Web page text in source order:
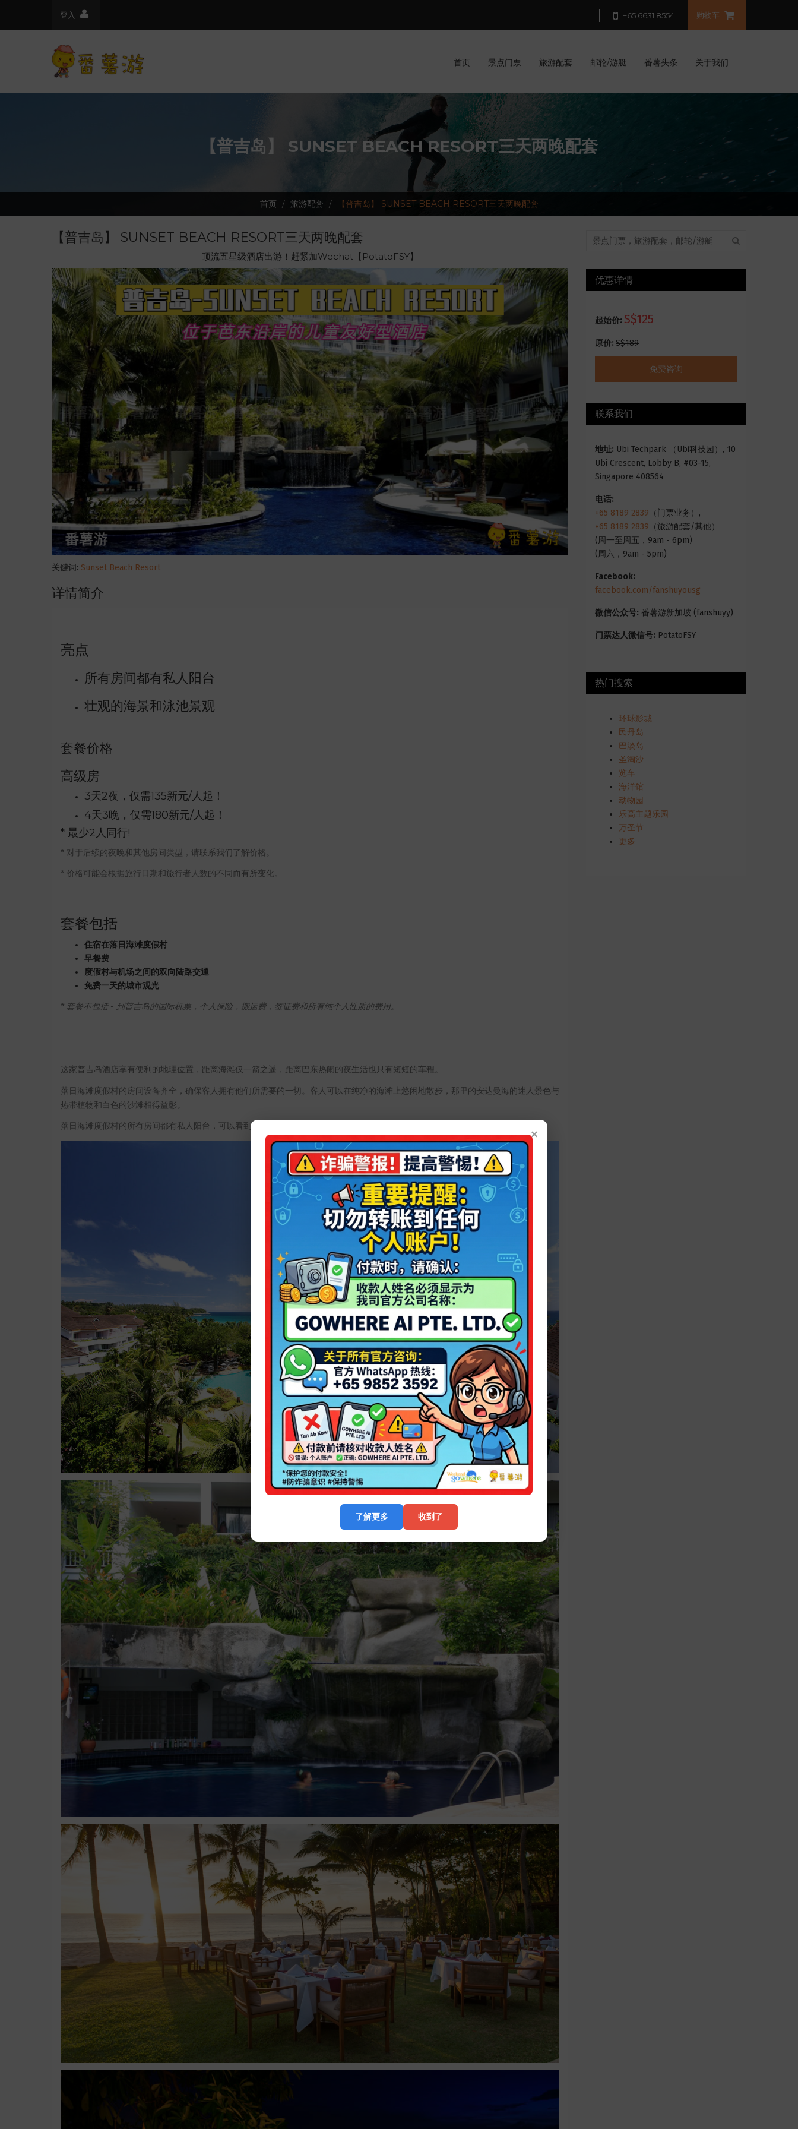
×
了解更多 收到了
登入 购物车
+65 6631 8554
首页 景点门票 旅游配套 邮轮/游艇 番薯头条 关于我们
【普吉岛】 SUNSET BEACH RESORT三天两晚配套
首页 旅游配套 【普吉岛】 SUNSET BEACH RESORT三天两晚配套
【普吉岛】 SUNSET BEACH RESORT三天两晚配套
顶流五星级酒店出游！赶紧加Wechat【PotatoFSY】
关键词: Sunset Beach Resort
详情简介
亮点
所有房间都有私人阳台
壮观的海景和泳池景观
套餐价格
高级房
3天2夜，仅需135新元/人起！
4天3晚，仅需180新元/人起！
* 最少2人同行!
* 对于后续的夜晚和其他房间类型，请联系我们了解价格。
* 价格可能会根据旅行日期和旅行者人数的不同而有所变化。
套餐包括
住宿在落日海滩度假村
早餐费
度假村与机场之间的双向陆路交通
免费一天的城市观光
* 套餐不包括 - 到普吉岛的国际机票，个人保险，搬运费，签证费和所有纯个人性质的费用。
这家普吉岛酒店享有便利的地理位置，距离海滩仅一箭之遥，距离巴东热闹的夜生活也只有短短的车程。
落日海滩度假村的房间设备齐全，确保客人拥有他们所需要的一切。客人可以在纯净的海滩上悠闲地散步，那里的安达曼海的迷人景色与
热带植物和白色的沙滩相得益彰。
落日海滩度假村的所有房间都有私人阳台，可以看到大海和游泳池的景色，并以传统的泰国风格进行装饰，散发着温暖的氛围。
优惠详情
起始价: S$125
原价: S$189
免费咨询
联系我们
地址: Ubi Techpark （Ubi科技园）, 10
Ubi Crescent, Lobby B, #03-15,
Singapore 408564
电话:
+65 8189 2839 （门票业务）,
+65 8189 2839 （旅游配套/其他）
(周一至周五，9am - 6pm)
(周六，9am - 5pm)
Facebook:
facebook.com/fanshuyousg
微信公众号: 番薯游新加坡 (fanshuyy)
门票达人微信号: PotatoFSY
热门搜索
环球影城
民丹岛
巴淡岛
圣淘沙
览车
海洋馆
动物园
乐高主题乐园
万圣节
更多